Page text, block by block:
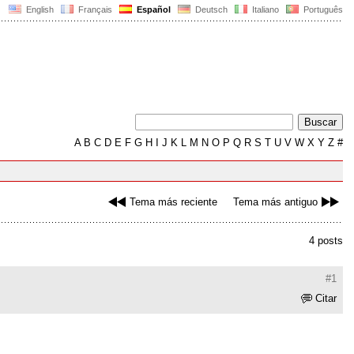
English Français Español Deutsch Italiano Português
AB C D E F G H J K L M N O P Q R S T U V W X Y Z #
Tema más reciente Tema más antiguo
4 posts
#1
Citar